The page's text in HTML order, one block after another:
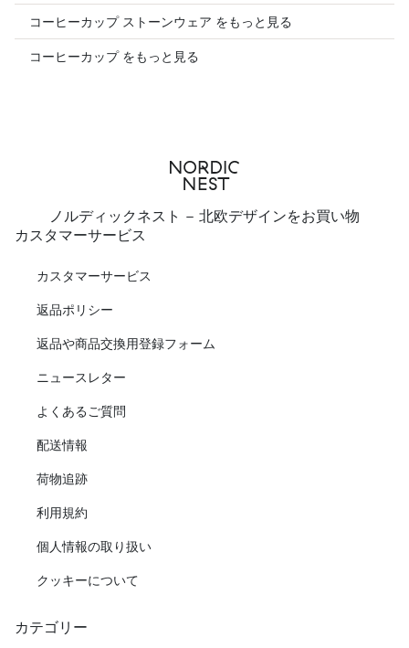
コーヒーカップ ストーンウェア をもっと見る
コーヒーカップ をもっと見る
ノルディックネスト - 北欧デザインをお買い物
カスタマーサービス
カスタマーサービス
返品ポリシー
返品や商品交換用登録フォーム
ニュースレター
よくあるご質問
配送情報
荷物追跡
利用規約
個人情報の取り扱い
クッキーについて
カテゴリー